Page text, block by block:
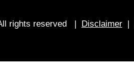
rights reserved | Disclaimer